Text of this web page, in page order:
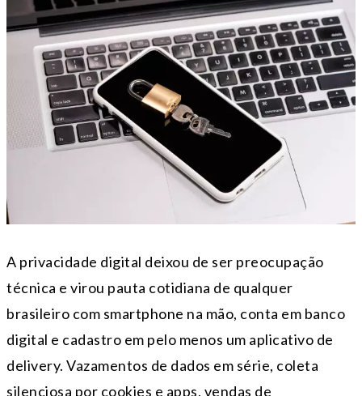
A privacidade digital deixou de ser preocupação
técnica e virou pauta cotidiana de qualquer
brasileiro com smartphone na mão, conta em banco
digital e cadastro em pelo menos um aplicativo de
delivery. Vazamentos de dados em série, coleta
silenciosa por cookies e apps, vendas de